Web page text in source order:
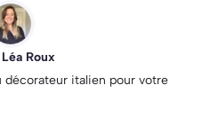
Léa Roux
décorateur italien pour votre